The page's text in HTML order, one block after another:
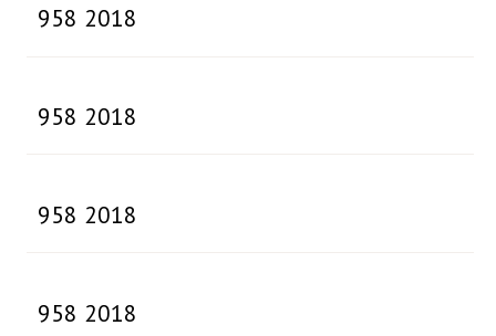
958 2018
958 2018
958 2018
958 2018